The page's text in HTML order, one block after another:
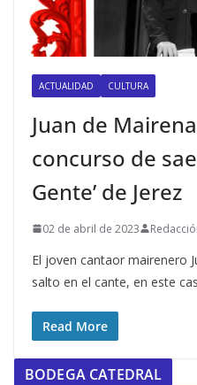
ACTUALIDAD CULTURA
Juan de
concurso de
Gente’ de Jerez
02 de abril de 2023
El joven cantaor mairenero
salto en el cante, en este
Read More
BODEGA CATEDRAL